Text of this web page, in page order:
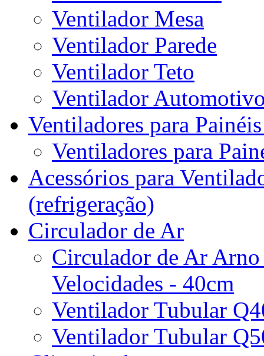
Ventilador Mesa
Ventilador Parede
Ventilador Teto
Ventilador
Ventiladores para
Ventiladores para
Acessórios para
(refrigeração)
Circulador de Ar
Circulador de Ar
Velocidades - 40cm
Ventilador Tubular
Ventilador Tubular